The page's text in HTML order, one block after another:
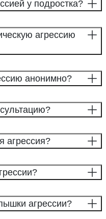
у подростка?
агрессию
анонимно?
агрессия?
агрессии?